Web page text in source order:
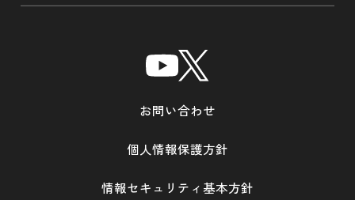
お問い合わせ
個人情報保護方針
情報セキュリティ基本方針